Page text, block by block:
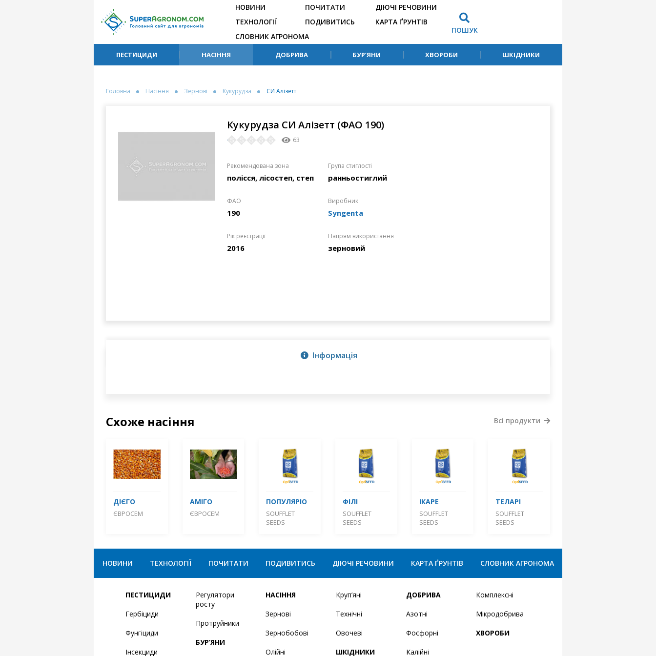
НОВИНИ
ТЕХНОЛОГІЇ
ПОЧИТАТИ
ПОДИВИТИСЬ
ДІЮЧІ РЕЧОВИНИ
КАРТА ҐРУНТІВ
СЛОВНИК АГРОНОМА
ПОШУК
ПЕСТИЦИДИ НАСІННЯ ДОБРИВА БУР’ЯНИ ХВОРОБИ ШКІДНИКИ
Головна Насіння Зернові Кукурудза СИ Алізетт
Кукурудза СИ Алізетт (ФАО 190)
63
Рекомендована зона
полісся, лісостеп, степ
Група стиглості
ранньостиглий
ФАО
190
Виробник
Syngenta
Рік реєстрації
2016
Напрям використання
зерновий
Інформація
Схоже насіння
ДІЄГО
ЄВРОСЕМ
АМІГО
ЄВРОСЕМ
ПОПУЛЯРІО
SOUFFLET
SEEDS
ФІЛІ
SOUFFLET
SEEDS
ІКАРЕ
SOUFFLET
SEEDS
ТЕЛАРІ
SOUFFLET
SEEDS
Всі продукти
НОВИНИ ТЕХНОЛОГІЇ ПОЧИТАТИ ПОДИВИТИСЬ ДІЮЧІ РЕЧОВИНИ КАРТА ҐРУНТІВ СЛОВНИК АГРОНОМА
ПЕСТИЦИДИ
Гербіциди
Фунгіциди
Інсекциди
Регулятори
росту
Протруйники
БУР’ЯНИ
НАСІННЯ
Зернові
Зернобобові
Олійні
Круп’яні
Технічні
Овочеві
ШКІДНИКИ
ДОБРИВА
Азотні
Фосфорні
Калійні
Комплексні
Мікродобрива
ХВОРОБИ